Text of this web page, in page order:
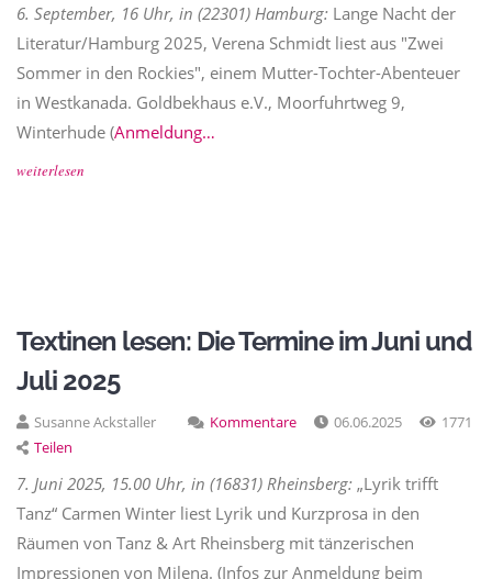
6. September, 16 Uhr, in (22301) Hamburg: Lange Nacht der
Literatur/Hamburg 2025, Verena Schmidt liest aus "Zwei
Sommer in den Rockies", einem Mutter-Tochter-Abenteuer
in Westkanada. Goldbekhaus e.V., Moorfuhrtweg 9,
Winterhude (Anmeldung…
weiterlesen
Textinen lesen: Die Termine im Juni und
Juli 2025
Susanne Ackstaller Kommentare 06.06.2025
1771
Teilen
7. Juni 2025, 15.00 Uhr, in (16831) Rheinsberg: „Lyrik trifft
Tanz“ Carmen Winter liest Lyrik und Kurzprosa in den
Räumen von Tanz & Art Rheinsberg mit tänzerischen
Impressionen von Milena. (Infos zur Anmeldung beim